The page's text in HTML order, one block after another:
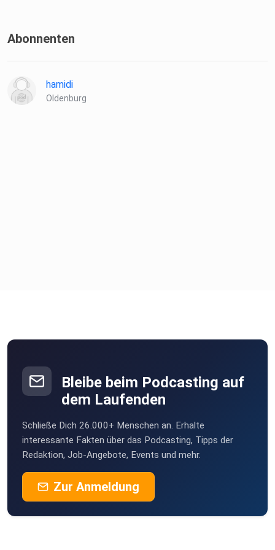
Abonnenten
hamidi
Oldenburg
Bleibe beim Podcasting auf
dem Laufenden
Schließe Dich 26.000+ Menschen an. Erhalte
interessante Fakten über das Podcasting, Tipps der
Redaktion, Job-Angebote, Events und mehr.
Zur Anmeldung